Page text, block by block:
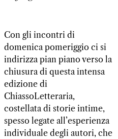
Con gli incontri di
domenica pomeriggio ci si
indirizza pian piano verso la
chiusura di questa intensa
edizione di
ChiassoLetteraria,
costellata di storie intime,
spesso legate all’esperienza
individuale degli autori, che